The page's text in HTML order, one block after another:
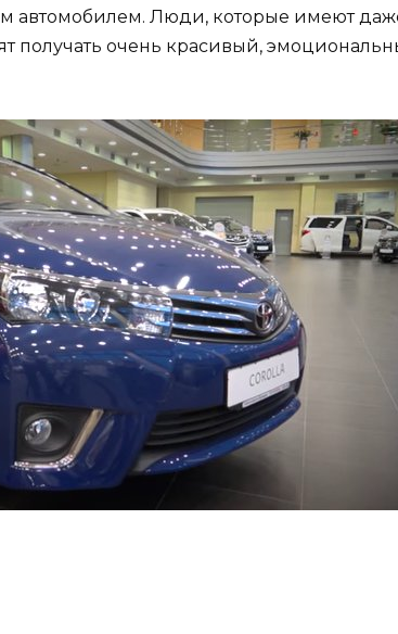
автомобилем. Люди, которые имеют
получать очень красивый,